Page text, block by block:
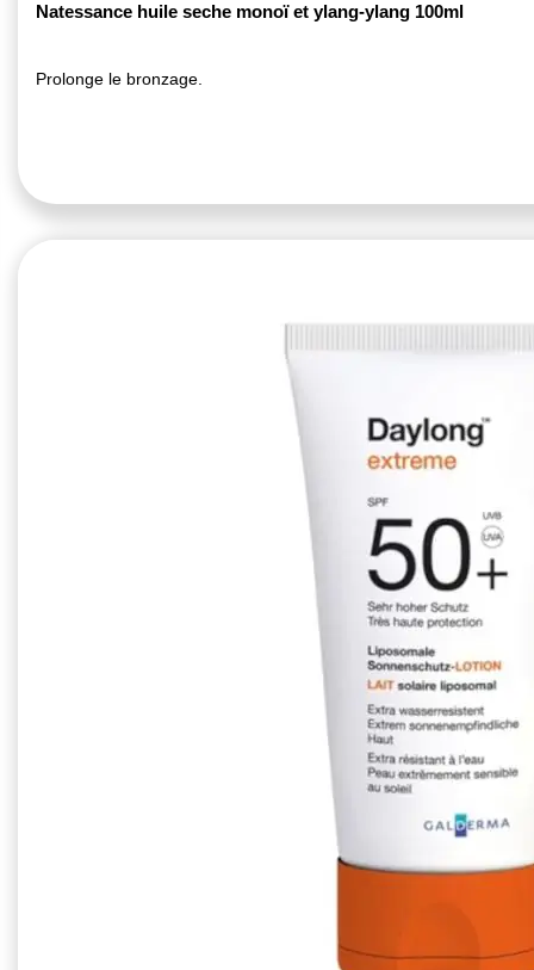
Natessance huile seche monoï et ylang-ylang 100ml
Prolonge le bronzage.